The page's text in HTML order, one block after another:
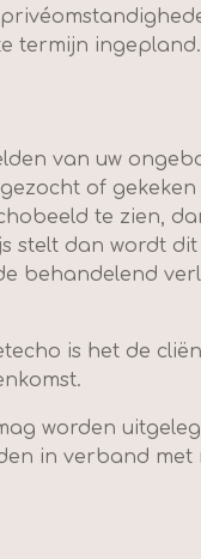
termijn ingepland.
van uw
of
te zien,
stelt dan wordt
behandelend
is het de
worden
in verband